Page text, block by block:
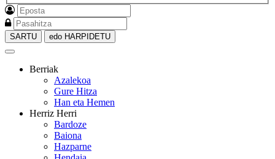
SARTU edo HARPIDETU
Berriak
Azalekoa
Gure Hitza
Han eta Hemen
Herriz Herri
Bardoze
Baiona
Hazparne